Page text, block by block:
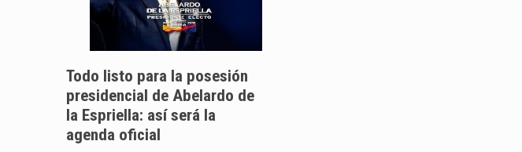
Todo listo para la posesión
presidencial de Abelardo de
la Espriella: así será la
agenda oficial